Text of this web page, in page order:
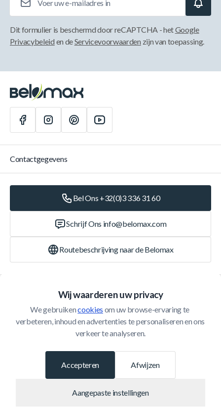
Wij waarderen uw privacy
We gebruiken cookies om uw browse-ervaring te
verbeteren, inhoud en advertenties te personaliseren en ons
verkeer te analyseren.
Afwijzen
Aangepaste instellingen
Accepteren
Dit formulier is beschermd door reCAPTCHA - hetGoogle
Privacybeleid en deServicevoorwaarden zijn van toepassing.
Klantenservice
Contactgegevens
Bel Ons +32(0)3 336 31 60
Schrijf Ons info@belomax.com
Routebeschrijving naar de Belomax